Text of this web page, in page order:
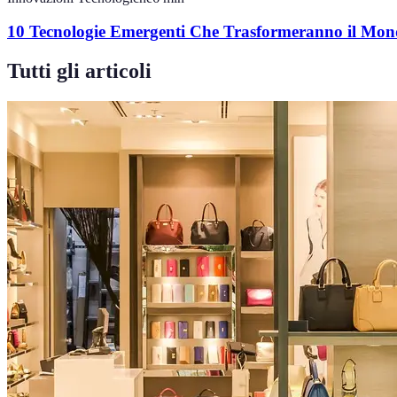
10 Tecnologie Emergenti Che Trasformeranno il
Tutti gli articoli